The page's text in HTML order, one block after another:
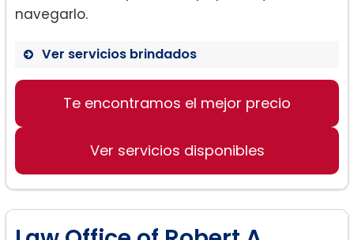
navegarlo.
Ver servicios brindados
Divorcio:
Te encontramos el mejor precio
Ver servicios disponibles